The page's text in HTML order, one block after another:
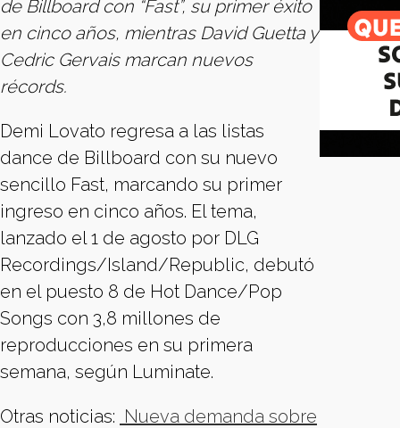
de Billboard con “Fast”, su primer éxito
en cinco años, mientras David Guetta y
Cedric Gervais marcan nuevos
récords.
Demi Lovato regresa a las listas
dance de Billboard con su nuevo
sencillo Fast, marcando su primer
ingreso en cinco años. El tema,
lanzado el 1 de agosto por DLG
Recordings/Island/Republic, debutó
en el puesto 8 de Hot Dance/Pop
Songs con 3,8 millones de
reproducciones en su primera
semana, según Luminate.
Otras noticias: Nueva demanda sobre